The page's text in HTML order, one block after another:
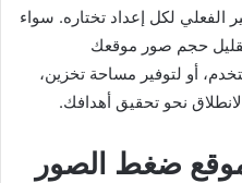
الفعلي لكل إعداد تختاره. سواء
حجم صور موقعك
أو لتوفير مساحة تخزين،
نحو تحقيق أهدافك.
ضغط الصور